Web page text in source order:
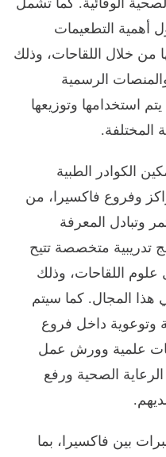
أهمية التطعيمات
من خلال اللقاحات، وذلك
الرسمية
استخدامها وتوزيعها
المختلفة.
الكوادر الطبية
وفروع فاكسيرا، من
وتبادل المعرفة
تدريبية متخصصة تتيح
اللقاحات، وذلك
المجال. كما سيتم
وتوعوية داخل فروع
علمية وورش عمل
الصحية ورفع
بين فاكسيرا، بما